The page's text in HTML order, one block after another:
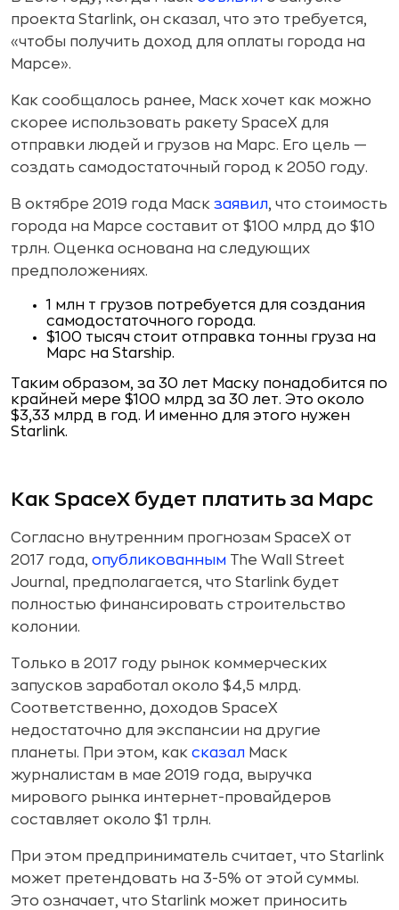
проекта Starlink, он сказал, что это требуется,
«чтобы получить доход для оплаты города на
Марсе».
Как сообщалось ранее, Маск хочет как можно
скорее использовать ракету SpaceX для
отправки людей и грузов на Марс. Его цель —
создать самодостаточный город к 2050 году.
В октябре 2019 года Маск заявил, что стоимость
города на Марсе составит от $100 млрд до $10
трлн. Оценка основана на следующих
предположениях.
1 млн т грузов потребуется для создания
самодостаточного города.
$100 тысяч стоит отправка тонны груза на
Марс на Starship.
Таким образом, за 30 лет Маску понадобится по
крайней мере $100 млрд за 30 лет. Это около
$3,33 млрд в год. И именно для этого нужен
Starlink.
Как SpaceX будет платить за Марс
Согласно внутренним прогнозам SpaceX от
2017 года, опубликованным The Wall Street
Journal, предполагается, что Starlink будет
полностью финансировать строительство
колонии.
Только в 2017 году рынок коммерческих
запусков заработал около $4,5 млрд.
Соответственно, доходов SpaceX
недостаточно для экспансии на другие
планеты. При этом, как сказал Маск
журналистам в мае 2019 года, выручка
мирового рынка интернет-провайдеров
составляет около $1 трлн.
При этом предприниматель считает, что Starlink
может претендовать на 3-5% от этой суммы.
Это означает, что Starlink может приносить